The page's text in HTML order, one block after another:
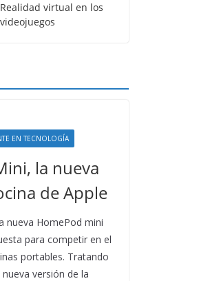
Realidad virtual en los
videojuegos
EN TECNOLOGÍA
la nueva
de Apple
nueva HomePod mini
para competir en el
portables. Tratando
versión de la